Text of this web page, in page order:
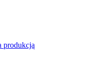
produkcją